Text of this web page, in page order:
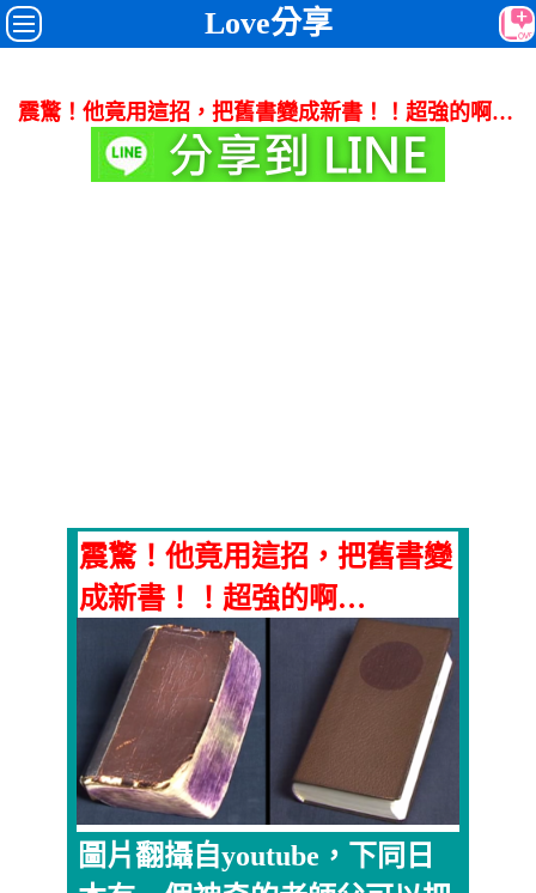
Love分享
震驚！他竟用這招，把舊書變成新書！！超強的啊…
震驚！他竟用這招，把舊書變
成新書！！超強的啊…
圖片翻攝自youtube，下同日